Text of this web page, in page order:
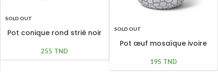
SOLD OUT
Pot conique rond strié noir
255 TND
SOLD OUT
Pot œuf mosaïque ivoire
195 TND